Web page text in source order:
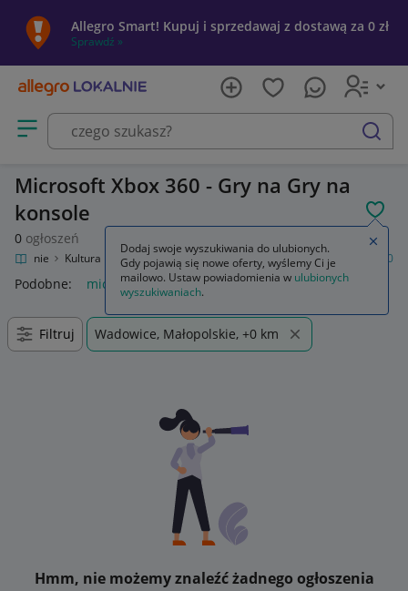
Allegro Smart! Kupuj i sprzedawaj z dostawą za 0 zł
Sprawdź »
Otwórz menu z kategoriami
szukaj
Microsoft Xbox 360 - Gry na Gry na
konsole
0 ogłoszeń
Lokalnie Kultura i rozrywka Gry Gry na konsole Microsoft Xbox 360
Podobne: microsoft xbox 360
Filtruj Wadowice, Małopolskie, +0 km
Hmm, nie możemy znaleźć żadnego ogłoszenia
Dodaj swoje wyszukiwania do ulubionych.
Gdy pojawią się nowe oferty, wyślemy Ci je
mailowo. Ustaw powiadomienia w ulubionych
wyszukiwaniach.